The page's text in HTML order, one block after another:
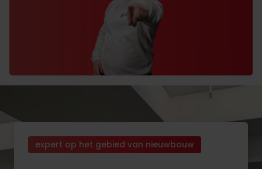
expert op het gebied van nieuwbouw